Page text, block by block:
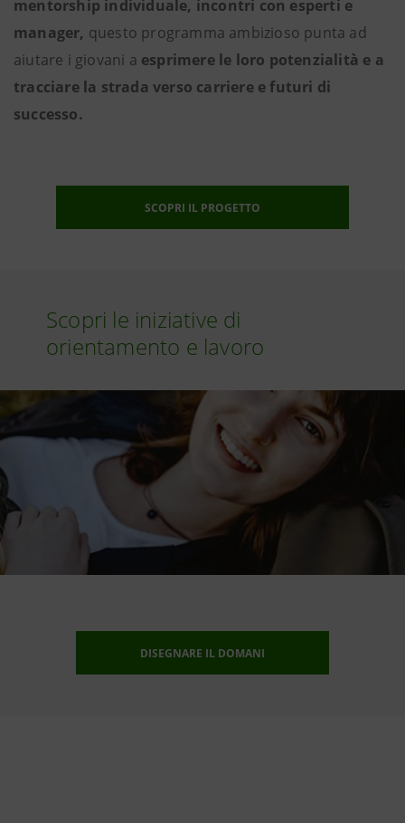
mentorship individuale, incontri con esperti e
manager, questo programma ambizioso punta ad
aiutare i giovani a esprimere le loro potenzialità e a
tracciare la strada verso carriere e futuri di
successo.
SCOPRI IL PROGETTO
Scopri le iniziative di
orientamento e lavoro
DISEGNARE IL DOMANI